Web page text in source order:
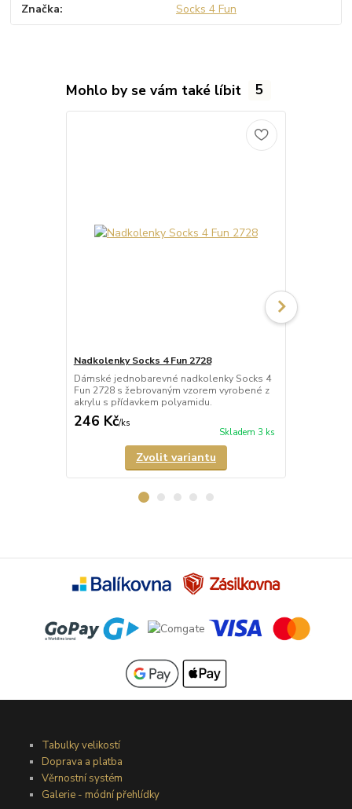
Značka Socks 4 Fun
Mohlo by se vám také líbit 5
Nadkolenky Socks 4 Fun 2728
Dámské jednobarevné nadkolenky Socks 4
Fun 2728 s žebrovaným vzorem vyrobené z
akrylu s přídavkem polyamidu.
246 Kč/ks
Skladem 3 ks
Zvolit variantu
Tabulky velikostí
Doprava a platba
Věrnostní systém
Galerie - módní přehlídky